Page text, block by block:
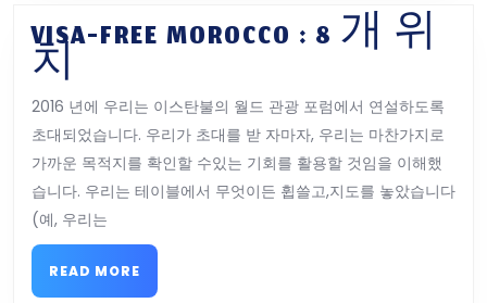
일
티
VISA-FREE MOROCCO : 8 개 위
치
FREE
MOROCCO
:
8
개
위
치
2016 년에 우리는 이스탄불의 월드 관광 포럼에서 연설하도록
초대되었습니다. 우리가 초대를 받 자마자, 우리는 마찬가지로
가까운 목적지를 확인할 수있는 기회를 활용할 것임을 이해했
습니다. 우리는 테이블에서 무엇이든 휩쓸고,지도를 놓았습니다
(예, 우리는
READ MORE
MORE